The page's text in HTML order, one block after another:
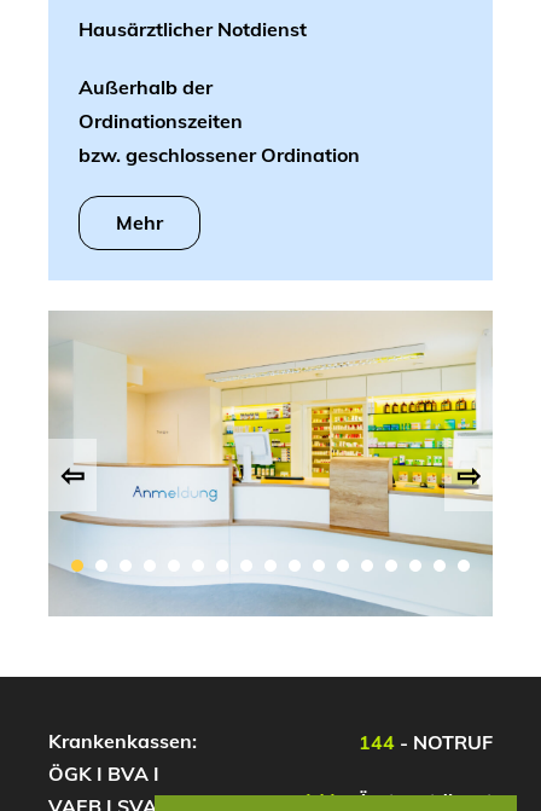
Hausärztlicher Notdienst
Außerhalb der
Ordinationszeiten
bzw. geschlossener Ordination
Mehr
⇦ ⇨
1 2 3 4 5 6 7 8 9 10 11 12 13 14 15 16 17
Krankenkassen:
ÖGK I BVA I
144 - NOTRUF
141- Ärztenotdienst